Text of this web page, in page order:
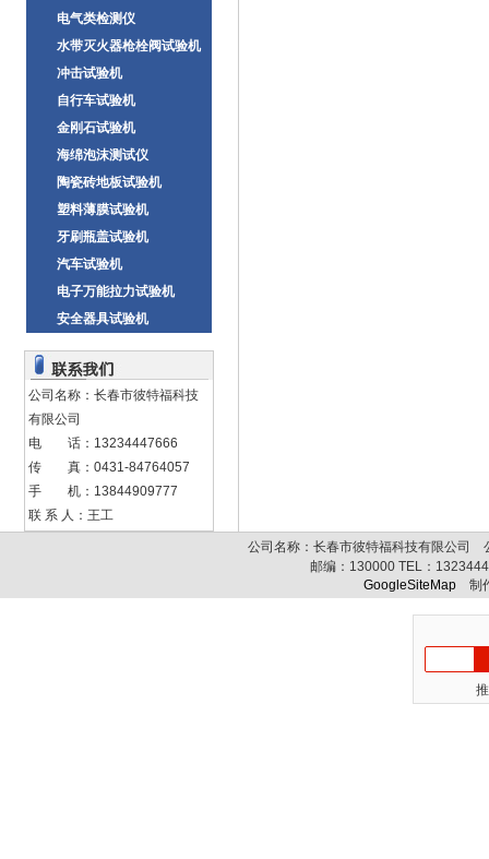
电气类检测仪
水带灭火器枪栓阀试验机
冲击试验机
自行车试验机
金刚石试验机
海绵泡沫测试仪
陶瓷砖地板试验机
塑料薄膜试验机
牙刷瓶盖试验机
汽车试验机
电子万能拉力试验机
安全器具试验机
公司名称：长春市彼特福科技
有限公司
电 话：13234447666
传 真：0431-84764057
手 机：13844909777
联 系 人：王工
公司名称：长春市彼特福科技有限公司
邮编： 130000TEL：
GoogleSiteMap 制